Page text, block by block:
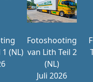
(NL)
Fotoshooting
van Lith Teil 2
(NL)
Juli 2026